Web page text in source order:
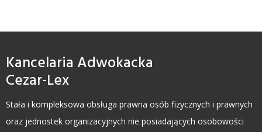
Kancelaria Adwokacka
Cezar-Lex
Stała i kompleksowa obsługa prawna osób fizycznych i prawnych
oraz jednostek organizacyjnych nie posiadających osobowości